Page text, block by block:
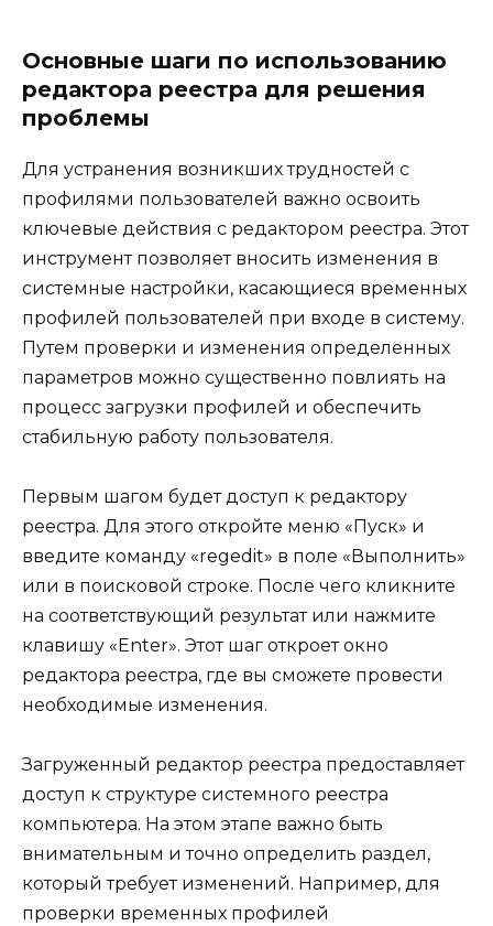
Основные шаги по использованию
редактора реестра для решения
проблемы
Для устранения возникших трудностей с
профилями пользователей важно освоить
ключевые действия с редактором реестра. Этот
инструмент позволяет вносить изменения в
системные настройки, касающиеся временных
профилей пользователей при входе в систему.
Путем проверки и изменения определенных
параметров можно существенно повлиять на
процесс загрузки профилей и обеспечить
стабильную работу пользователя.
Первым шагом будет доступ к редактору
реестра. Для этого откройте меню «Пуск» и
введите команду «regedit» в поле «Выполнить»
или в поисковой строке. После чего кликните
на соответствующий результат или нажмите
клавишу «Enter». Этот шаг откроет окно
редактора реестра, где вы сможете провести
необходимые изменения.
Загруженный редактор реестра предоставляет
доступ к структуре системного реестра
компьютера. На этом этапе важно быть
внимательным и точно определить раздел,
который требует изменений. Например, для
проверки временных профилей